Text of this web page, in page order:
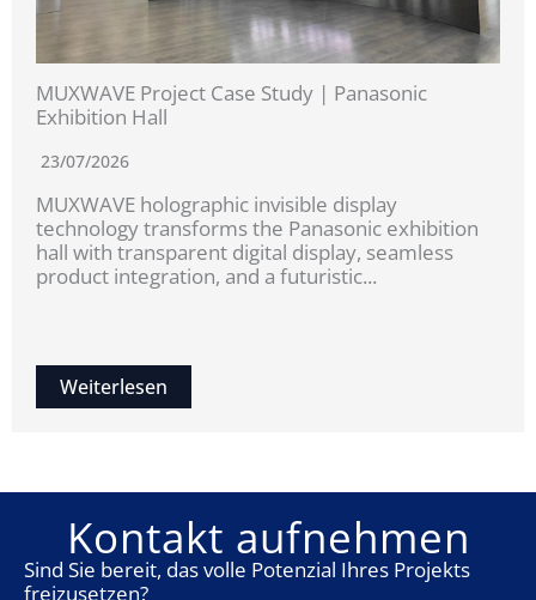
MUXWAVE Project Case Study | Panasonic
Exhibition Hall
23/07/2026
MUXWAVE holographic invisible display
technology transforms the Panasonic exhibition
hall with transparent digital display, seamless
product integration, and a futuristic...
Weiterlesen
Kontakt aufnehmen
Sind Sie bereit, das volle Potenzial Ihres Projekts
freizusetzen?